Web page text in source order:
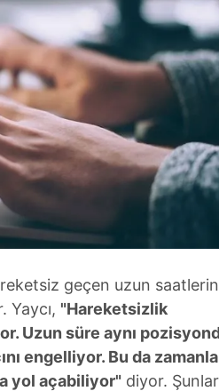
geçen uzun
Yaycı, "Hareketsizlik
Uzun süre aynı
engelliyor. Bu da zamanla
yol açabiliyor" diyor.